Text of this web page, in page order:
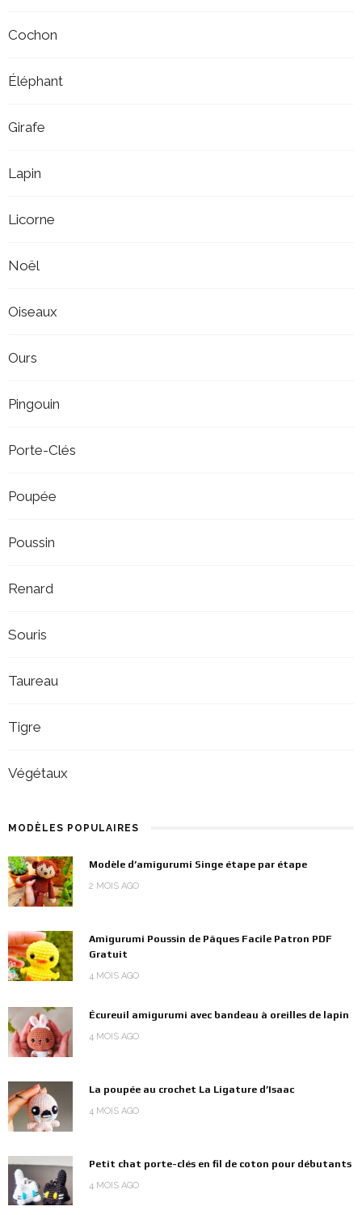
Cochon
Éléphant
Girafe
Lapin
Licorne
Noël
Oiseaux
Ours
Pingouin
Porte-Clés
Poupée
Poussin
Renard
Souris
Taureau
Tigre
Végétaux
MODÈLES POPULAIRES
Modèle d’amigurumi Singe étape par étape
2 MOIS AGO
Amigurumi Poussin de Pâques Facile Patron PDF
Gratuit
4 MOIS AGO
Écureuil amigurumi avec bandeau à oreilles de lapin
4 MOIS AGO
La poupée au crochet La Ligature d’Isaac
4 MOIS AGO
Petit chat porte-clés en fil de coton pour débutants
4 MOIS AGO